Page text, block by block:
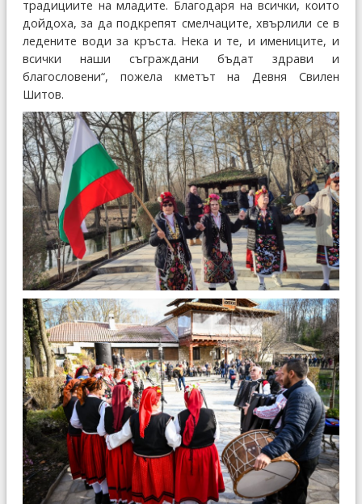
традициите на младите. Благодаря на всички, които
дойдоха, за да подкрепят смелчаците, хвърлили се в
ледените води за кръста. Нека и те, и имениците, и
всички наши съграждани бъдат здрави и
благословени“, пожела кметът на Девня Свилен
Шитов.